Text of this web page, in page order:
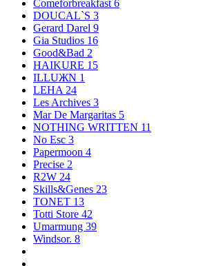
Comeforbreakfast 6
DOUCAL`S 3
Gerard Darel 9
Gia Studios 16
Good&Bad 2
HAIKURE 15
ILLUЖN 1
LEHA 24
Les Archives 3
Mar De Margaritas 5
NOTHING WRITTEN 11
No Esc 3
Papermoon 4
Precise 2
R2W 24
Skills&Genes 23
TONET 13
Totti Store 42
Umarmung 39
Windsor. 8